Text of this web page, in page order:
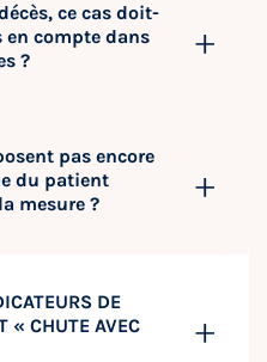
ce cas doit-
compte dans
?
pas encore
du patient
mesure ?
DE
« CHUTE AVEC